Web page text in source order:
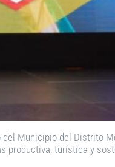
Municipio del Distrito
productiva, turística y